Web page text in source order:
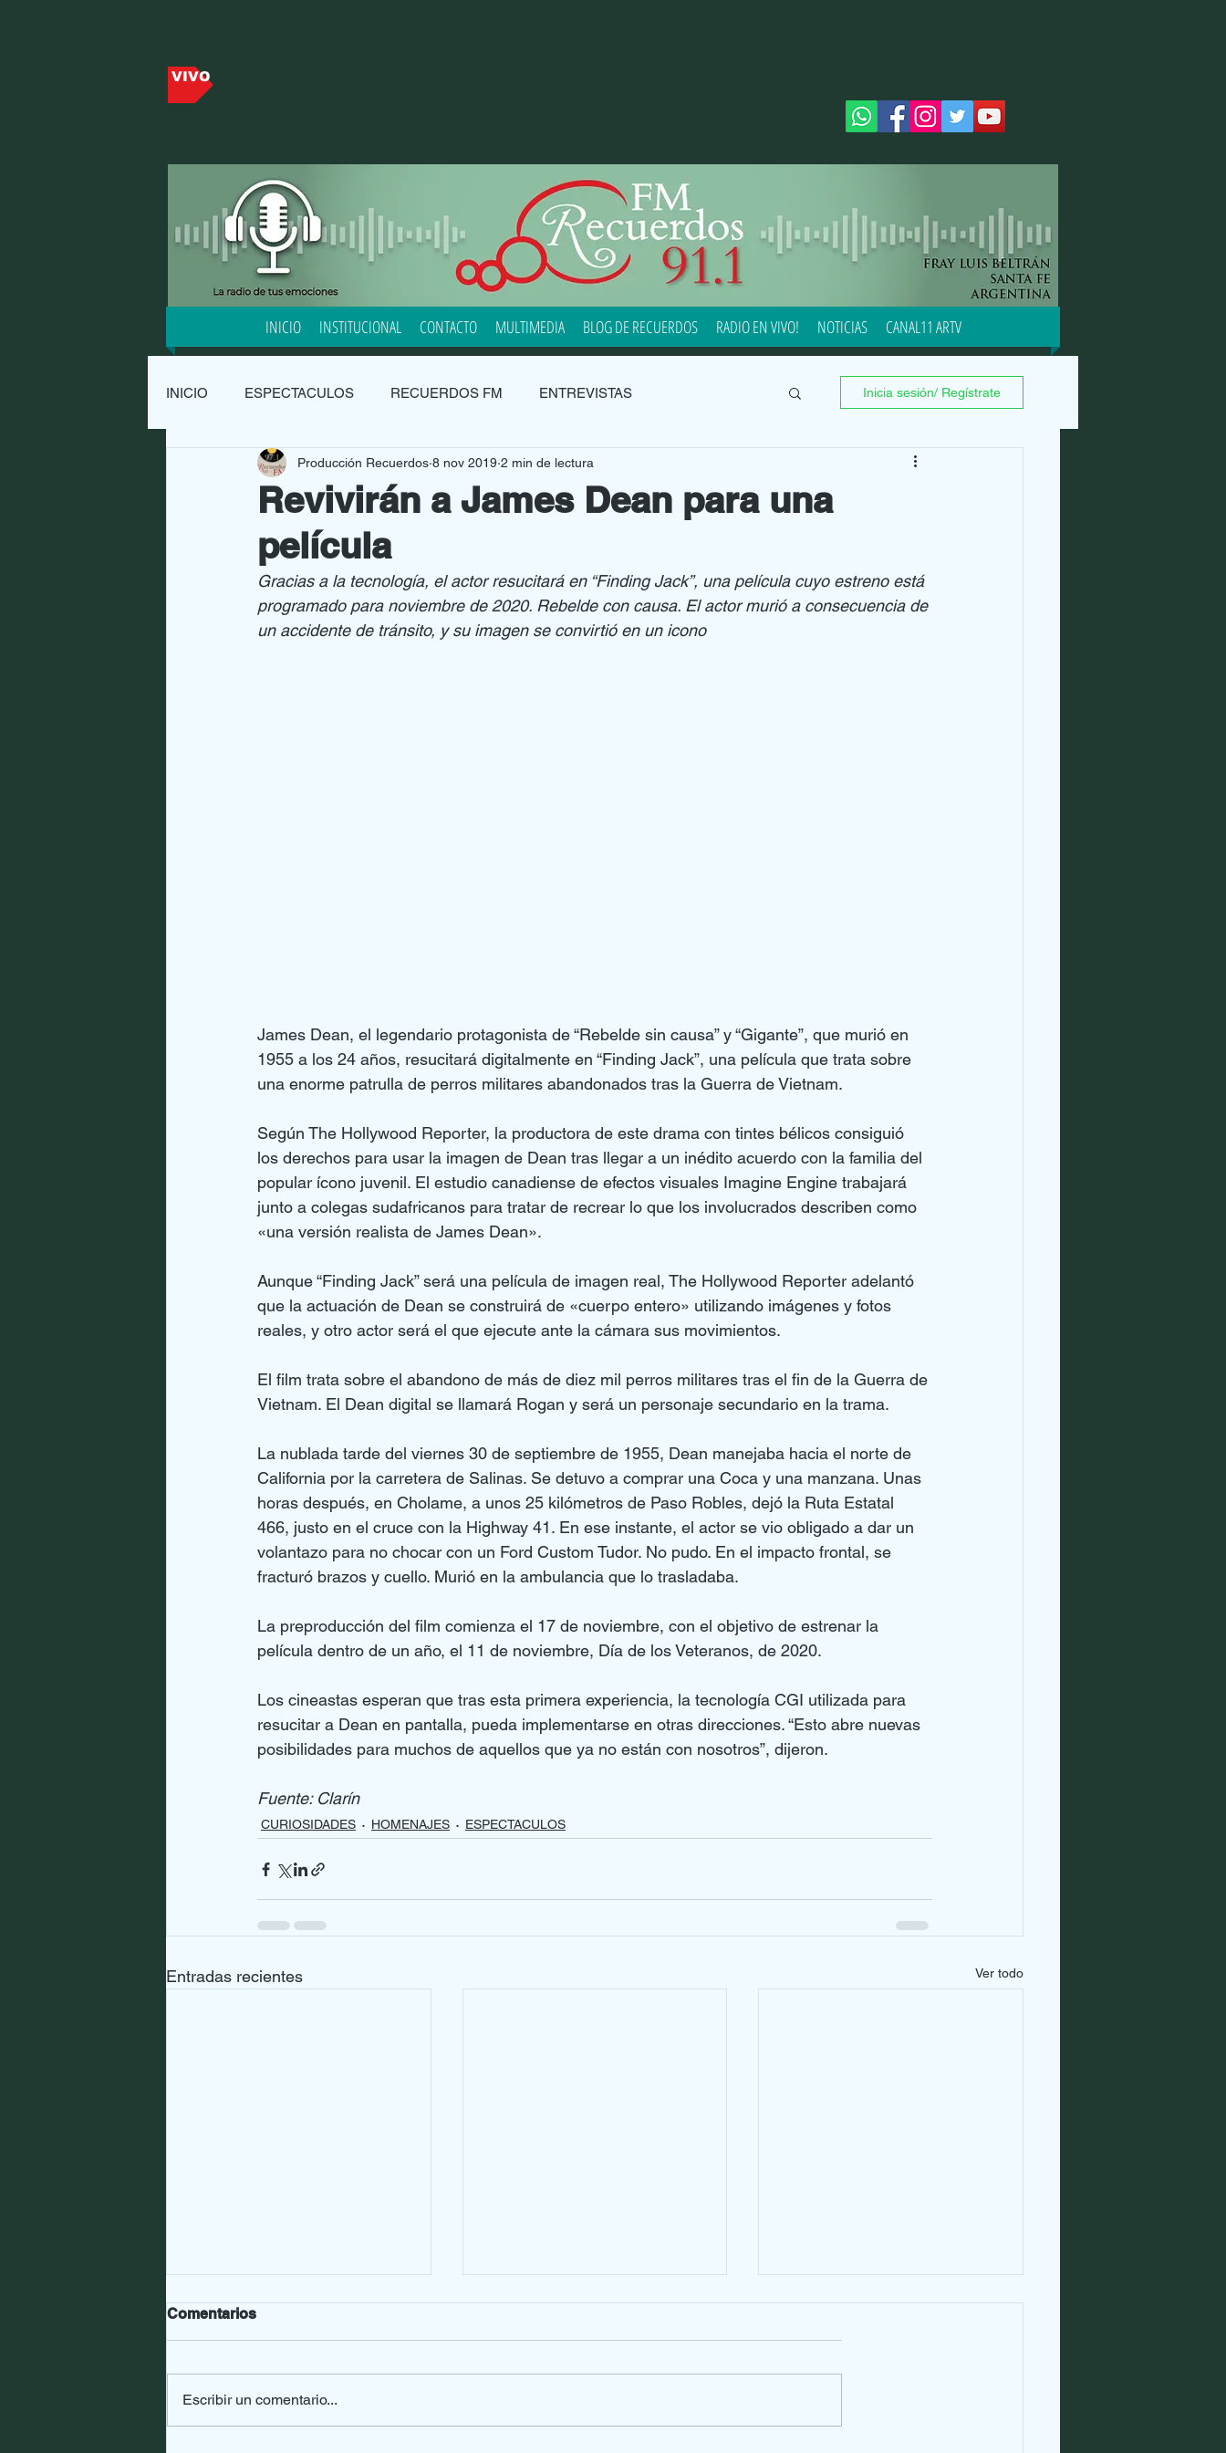
VIVO
INICIO INSTITUCIONAL CONTACTO MULTIMEDIA BLOG DE RECUERDOS RADIO EN VIVO! NOTICIAS CANAL11 ARTV
INICIO ESPECTACULOS RECUERDOS FM ENTREVISTAS
GRANDES ARTISTAS NUEVAS PRODUCCIONES CURIOSIDADES
CULTURA SALUD HOMENAJES
Inicia sesión/ Regístrate
Revivirán a James Dean para una
película
Producción Recuerdos 8 nov 2019 2 min de lectura
Gracias a la tecnología, el actor resucitará en “Finding Jack”, una película cuyo estreno está
programado para noviembre de 2020. Rebelde con causa. El actor murió a consecuencia de
un accidente de tránsito, y su imagen se convirtió en un icono
James Dean, el legendario protagonista de “Rebelde sin causa” y “Gigante”, que murió en
1955 a los 24 años, resucitará digitalmente en “Finding Jack”, una película que trata sobre
una enorme patrulla de perros militares abandonados tras la Guerra de Vietnam.
Según The Hollywood Reporter, la productora de este drama con tintes bélicos consiguió
los derechos para usar la imagen de Dean tras llegar a un inédito acuerdo con la familia del
popular ícono juvenil. El estudio canadiense de efectos visuales Imagine Engine trabajará
junto a colegas sudafricanos para tratar de recrear lo que los involucrados describen como
«una versión realista de James Dean».
Aunque “Finding Jack” será una película de imagen real, The Hollywood Reporter adelantó
que la actuación de Dean se construirá de «cuerpo entero» utilizando imágenes y fotos
reales, y otro actor será el que ejecute ante la cámara sus movimientos.
El film trata sobre el abandono de más de diez mil perros militares tras el fin de la Guerra de
Vietnam. El Dean digital se llamará Rogan y será un personaje secundario en la trama.
La nublada tarde del viernes 30 de septiembre de 1955, Dean manejaba hacia el norte de
California por la carretera de Salinas. Se detuvo a comprar una Coca y una manzana. Unas
horas después, en Cholame, a unos 25 kilómetros de Paso Robles, dejó la Ruta Estatal
466, justo en el cruce con la Highway 41. En ese instante, el actor se vio obligado a dar un
volantazo para no chocar con un Ford Custom Tudor. No pudo. En el impacto frontal, se
fracturó brazos y cuello. Murió en la ambulancia que lo trasladaba.
La preproducción del film comienza el 17 de noviembre, con el objetivo de estrenar la
película dentro de un año, el 11 de noviembre, Día de los Veteranos, de 2020.
Los cineastas esperan que tras esta primera experiencia, la tecnología CGI utilizada para
resucitar a Dean en pantalla, pueda implementarse en otras direcciones. “Esto abre nuevas
posibilidades para muchos de aquellos que ya no están con nosotros”, dijeron.
Fuente: Clarín
CURIOSIDADES HOMENAJES ESPECTACULOS
Entradas recientes Ver todo
Comentarios
Escribir un comentario...